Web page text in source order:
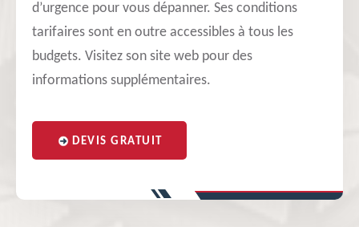
d’urgence pour vous dépanner. Ses conditions
tarifaires sont en outre accessibles à tous les
budgets. Visitez son site web pour des
informations supplémentaires.
DEVIS GRATUIT